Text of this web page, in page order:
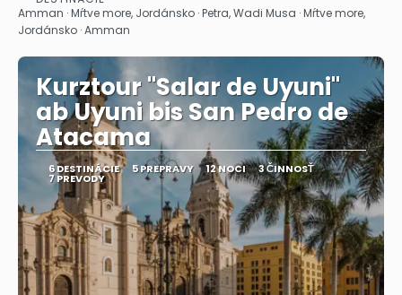
Pozrieť sa
Amman · Mŕtve more, Jordánsko · Petra, Wadi Musa · Mŕtve more,
Jordánsko · Amman
Kurztour "Salar de Uyuni"
ab Uyuni bis San Pedro de
Atacama
6 DESTINÁCIE 5 PREPRAVY 12 NOCI 3 ČINNOSŤ
7 PREVODY